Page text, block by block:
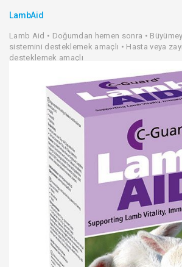
LambAid
Lamb Aid • Doğumdan hemen sonra •
sistemini desteklemek amaçlı • Hasta veya
desteklemek amaçlı